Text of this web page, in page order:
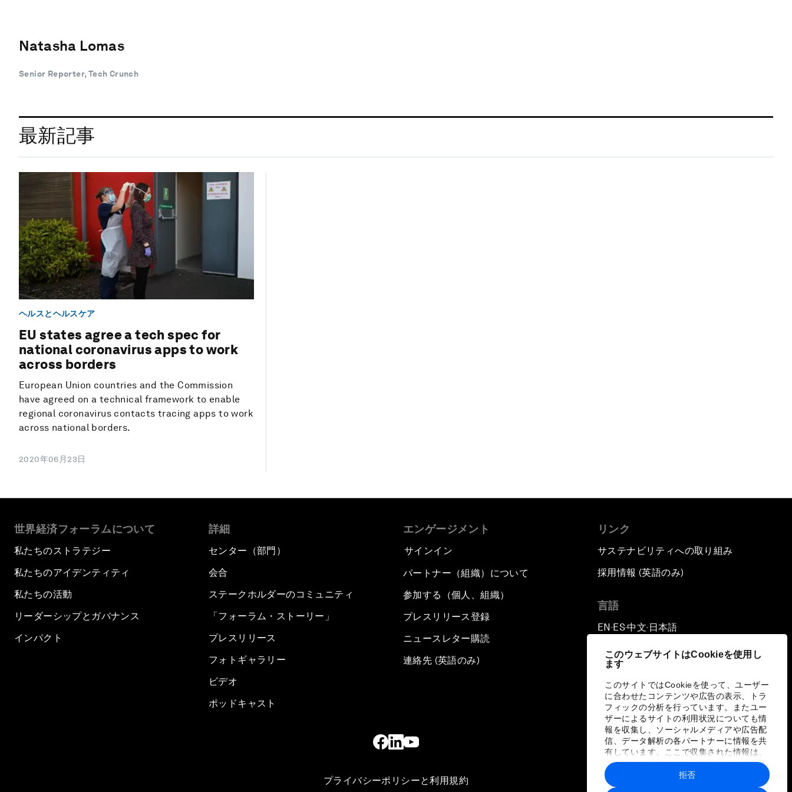
このウェブサイトはCookieを使用し
ます
このサイトではCookieを使って、ユーザー
に合わせたコンテンツや広告の表示、トラ
フィックの分析を行っています。またユー
ザーによるサイトの利用状況についても情
報を収集し、ソーシャルメディアや広告配
信、データ解析の各パートナーに情報を共
有しています。ここで収集された情報は、
ユーザーが各パートナーに提供した他の情
報や各パートナーのサービスを使用した際
に収集された情報と組み合わされ、各パー
拒否
Natasha Lomas
Senior Reporter, Tech Crunch
最新記事
ヘルスとヘルスケア
EU states agree a tech spec for
national coronavirus apps to work
across borders
European Union countries and the Commission
have agreed on a technical framework to enable
regional coronavirus contacts tracing apps to work
across national borders.
2020年06月23日
世界経済フォーラムについて
私たちのストラテジー
私たちのアイデンティティ
私たちの活動
リーダーシップとガバナンス
インパクト
詳細
センター（部門）
会合
ステークホルダーのコミュニティ
「フォーラム・ストーリー」
プレスリリース
フォトギャラリー
ビデオ
ポッドキャスト
エンゲージメント
サインイン
パートナー（組織）について
参加する（個人、組織）
プレスリリース登録
ニュースレター購読
連絡先 (英語のみ)
リンク
サステナビリティへの取り組み
採用情報 (英語のみ)
言語
EN ▪ ES▪中文▪ 日本語
プライバシーポリシーと利用規約